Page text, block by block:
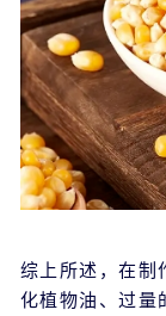
综上所述，在制
化植物油、过量